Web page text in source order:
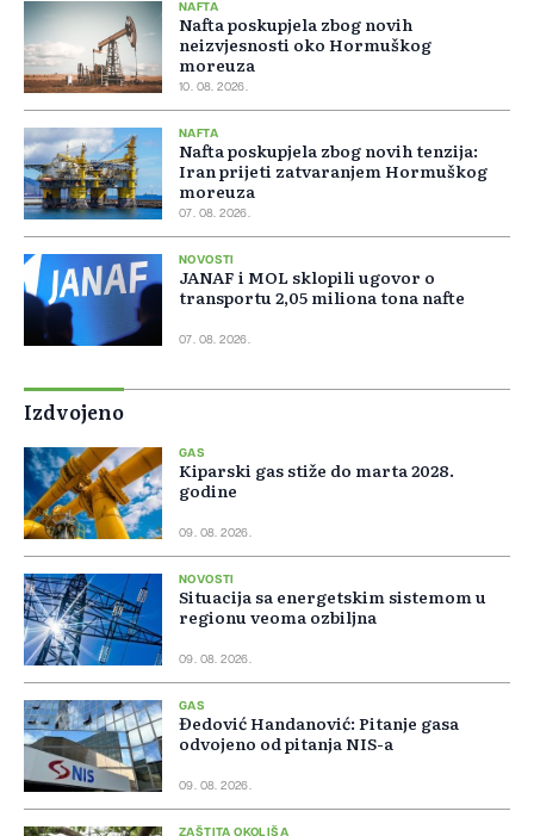
NAFTA
Nafta poskupjela zbog novih
neizvjesnosti oko Hormuškog
moreuza
10. 08. 2026.
NAFTA
Nafta poskupjela zbog novih tenzija:
Iran prijeti zatvaranjem Hormuškog
moreuza
07. 08. 2026.
NOVOSTI
JANAF i MOL sklopili ugovor o
transportu 2,05 miliona tona nafte
07. 08. 2026.
Izdvojeno
GAS
Kiparski gas stiže do marta 2028.
godine
09. 08. 2026.
NOVOSTI
Situacija sa energetskim sistemom u
regionu veoma ozbiljna
09. 08. 2026.
GAS
Đedović Handanović: Pitanje gasa
odvojeno od pitanja NIS-a
09. 08. 2026.
ZAŠTITA OKOLIŠA